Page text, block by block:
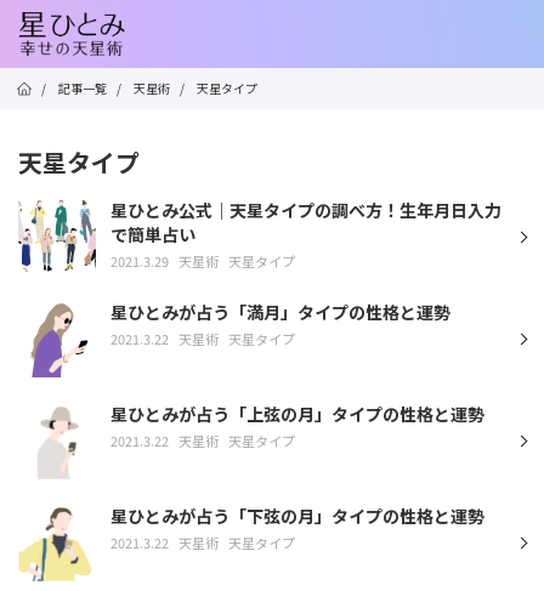
/ 記事一覧 / 天星術 / 天星タイプ
天星タイプ
星ひとみ公式｜天星タイプの調べ方！生年月日入力
で簡単占い
2021.3.29 天星術 天星タイプ
星ひとみが占う「満月」タイプの性格と運勢
2021.3.22 天星術 天星タイプ
星ひとみが占う「上弦の月」タイプの性格と運勢
2021.3.22 天星術 天星タイプ
星ひとみが占う「下弦の月」タイプの性格と運勢
2021.3.22 天星術 天星タイプ